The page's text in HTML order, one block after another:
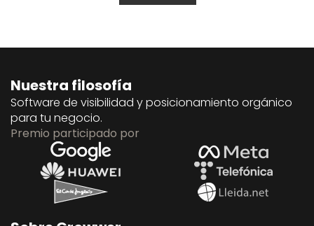
Nuestra filosofía
Software de visibilidad y posicionamiento orgánico
para tu negocio.
Premio participado por